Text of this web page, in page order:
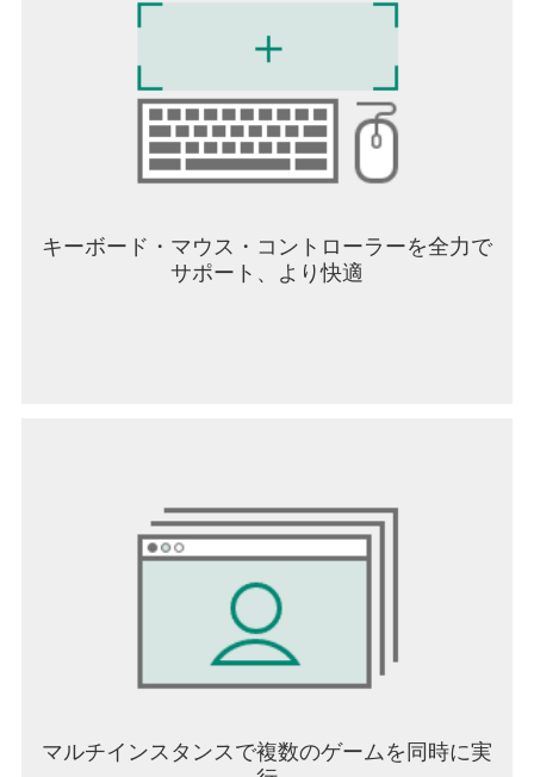
キーボード・マウス・コントローラーを全力で
サポート、より快適
マルチインスタンスで複数のゲームを同時に実